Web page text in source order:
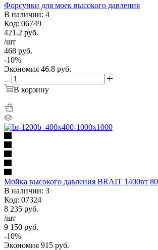
Форсунки для моек высокого давления
В наличии: 4
Код: 06749
421.2 руб.
/шт
468 руб.
-10%
Экономия 46.8 руб.
В корзину
Мойка высокого давления BRAIT 1400вт
В наличии: 3
Код: 07324
8 235 руб.
/шт
9 150 руб.
-10%
Экономия 915 руб.